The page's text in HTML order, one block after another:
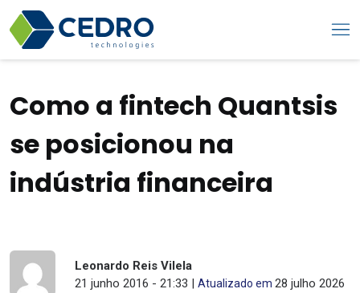
Como a fintech Quantsis
se posicionou na
indústria financeira
Leonardo Reis Vilela
21 junho 2016 - 21:33 |Atualizado em28 julho 2026